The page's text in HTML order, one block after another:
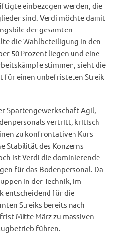
einbezogen werden, die
sind. Verdi möchte damit
der gesamten
die Wahlbeteiligung in den
50 Prozent liegen und eine
stimmen, sieht die
für einen unbefristeten Streik
Spartengewerkschaft Agil,
vertritt, kritisch
zu konfrontativen Kurs
Stabilität des Konzerns
ist Verdi die dominierende
für das Bodenpersonal. Da
in der Technik, im
entscheidend für die
Streiks bereits nach
Mitte März zu massiven
führen.